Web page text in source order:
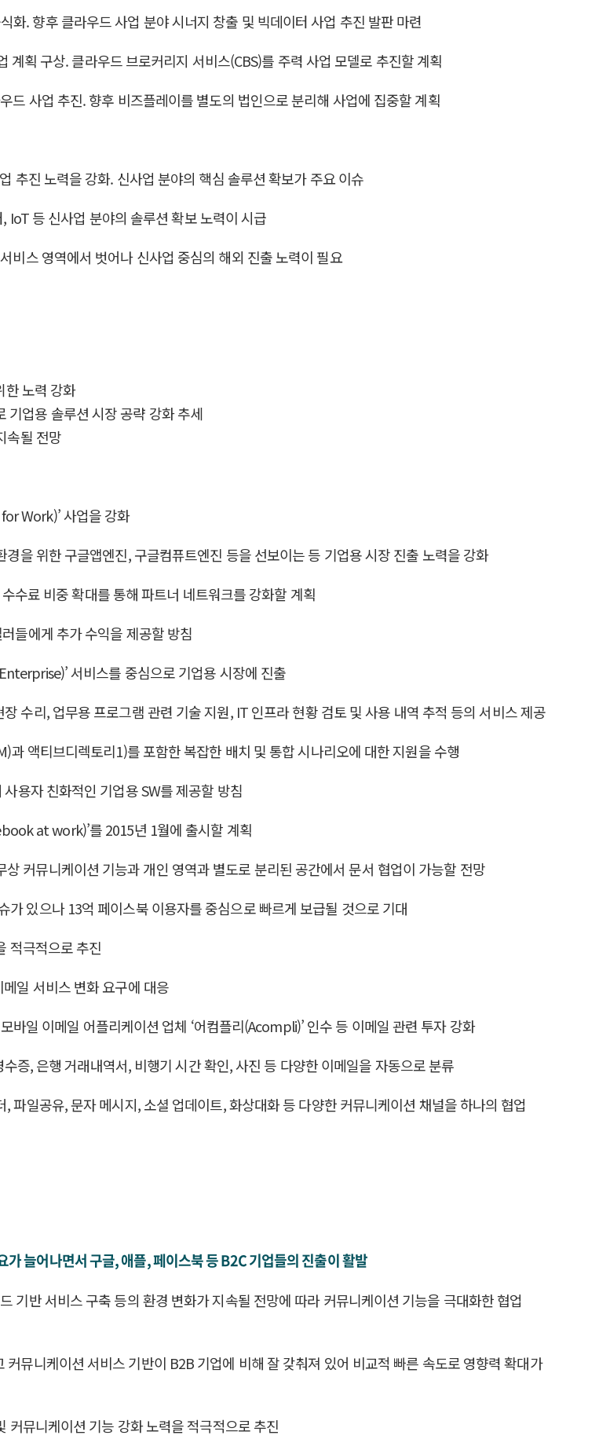
. 향후 클라우드 사업 분야 시너지 창출 및 빅데이터 사업 추진 발판 마련
획 구상. 클라우드 브로커리지 서비스(CBS)를 주력 사업 모델로 추진할 계획
사업 추진. 향후 비즈플레이를 별도의 법인으로 분리해 사업에 집중할 계획
추진 노력을 강화. 신사업 분야의 핵심 솔루션 확보가 주요 이슈
IoT 등 신사업 분야의 솔루션 확보 노력이 시급
비스 영역에서 벗어나 신사업 중심의 해외 진출 노력이 필요
한 노력 강화
기업용 솔루션 시장 공략 강화 추세
속될 전망
Work)’ 사업을 강화
을 위한 구글앱엔진, 구글컴퓨트엔진 등을 선보이는 등 기업용 시장 진출 노력을 강화
수료 비중 확대를 통해 파트너 네트워크를 강화할 계획
들에게 추가 수익을 제공할 방침
서비스를 중심으로 기업용 시장에 진출
수리, 업무용 프로그램 관련 기술 지원, IT 인프라 현황 검토 및 사용 내역 추적 등의 서비스 제공
액티브디렉토리1)를 포함한 복잡한 배치 및 통합 시나리오에 대한 지원을 수행
용자 친화적인 기업용 SW를 제공할 방침
at work)’를 2015년 1월에 출시할 계획
커뮤니케이션 기능과 개인 영역과 별도로 분리된 공간에서 문서 협업이 가능할 전망
있으나 13억 페이스북 이용자를 중심으로 빠르게 보급될 것으로 기대
적극적으로 추진
일 서비스 변화 요구에 대응
바일 이메일 어플리케이션 업체 ‘어컴플리(Acompli)’ 인수 등 이메일 관련 투자 강화
증, 은행 거래내역서, 비행기 시간 확인, 사진 등 다양한 이메일을 자동으로 분류
파일공유, 문자 메시지, 소셜 업데이트, 화상대화 등 다양한 커뮤니케이션 채널을 하나의 협업
늘어나면서 구글, 애플, 페이스북 등 B2C 기업들의 진출이 활발
기반 서비스 구축 등의 환경 변화가 지속될 전망에 따라 커뮤니케이션 기능을 극대화한 협업
뮤니케이션 서비스 기반이 B2B 기업에 비해 잘 갖춰져 있어 비교적 빠른 속도로 영향력 확대가
커뮤니케이션 기능 강화 노력을 적극적으로 추진